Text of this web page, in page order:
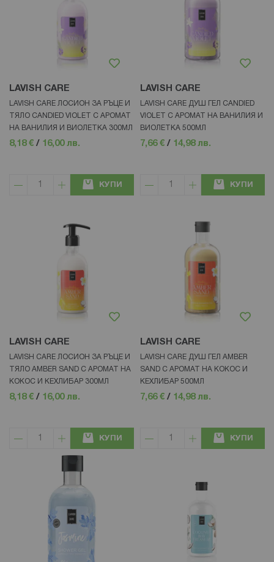
LAVISH CARE
LAVISH CARE ЛОСИОН ЗА РЪЦЕ И
ТЯЛО CANDIED VIOLET С АРОМАТ
НА ВАНИЛИЯ И ВИОЛЕТКА 300МЛ
8,18 € / 16,00 лв.
КУПИ
LAVISH CARE
LAVISH CARE ДУШ ГЕЛ CANDIED
VIOLET С АРОМАТ НА ВАНИЛИЯ И
ВИОЛЕТКА 500МЛ
7,66 € / 14,98 лв.
КУПИ
LAVISH CARE
LAVISH CARE ЛОСИОН ЗА РЪЦЕ И
ТЯЛО AMBER SAND С АРОМАТ НА
КОКОС И КЕХЛИБАР 300МЛ
8,18 € / 16,00 лв.
КУПИ
LAVISH CARE
LAVISH CARE ДУШ ГЕЛ AMBER
SAND С АРОМАТ НА КОКОС И
КЕХЛИБАР 500МЛ
7,66 € / 14,98 лв.
КУПИ